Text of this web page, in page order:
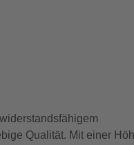
Qualität. Mit einer